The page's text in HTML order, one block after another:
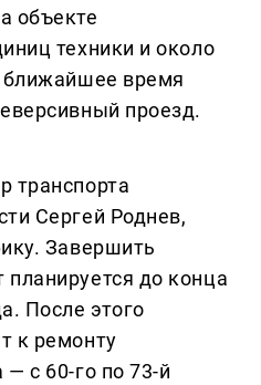
объекте
техники и около
ближайшее время
проезд.
транспорта
Сергей Роднев,
Завершить
до конца
После этого
к ремонту
с 60-го по 73-й